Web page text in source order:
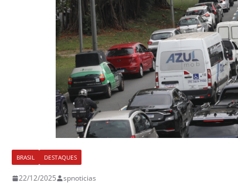
BRASIL DESTAQUES
22/12/2025 spnoticias